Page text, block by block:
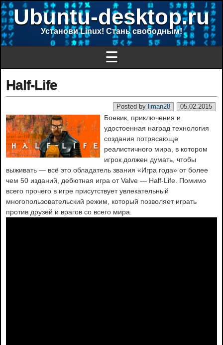
Ubuntu-desktop.ru
Установи Linux! Стань свободным!
☰
Half-Life
05.02.2015
Posted by liman28
Боевик, приключения и
удостоенная наград технология
создания потрясающе
реалистичного мира, в котором
игрок должен думать, чтобы
выживать — всё это обладатель звания «Игра года» от более
чем 50 изданий, дебютная игра от Valve — Half-Life. Помимо
всего прочего в игре присутствует увлекательный
многопользовательский режим, который позволяет играть
против друзей и врагов со всего мира.